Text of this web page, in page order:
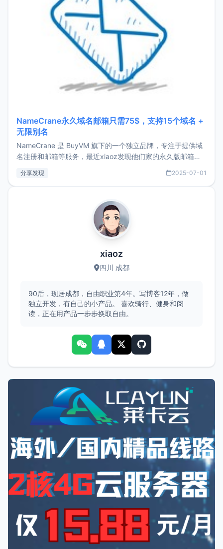
NameCrane永久域名邮箱只需75$，支持15个域名 +
无限别名
NameCrane 是 BuyVM 旗下的一个独立品牌，专注于提供域
名注册和邮箱等服务，最近xiaoz发现他们家的永久版邮箱服
又实惠的域名邮箱，不妨尝试一下 NameCrane。注册
分享发现 2025-07-01
xiaoz
四川 成都
90后，现居成都，自由职业第4年。写博客12年，做
独立开发，有自己的小产品。 喜欢骑行、健身和阅
读，正在用产品一步步换取自由。